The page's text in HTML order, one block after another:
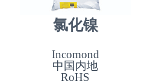
氯化镍
Incomond
中国内地
RoHS